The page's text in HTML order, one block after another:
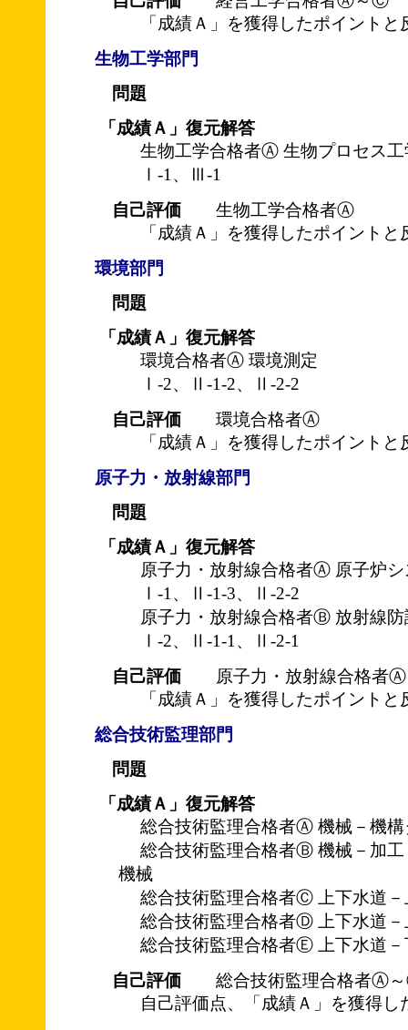
「成績Ａ」を獲得したポイントと
生物工学部門
問題
「成績Ａ」復元解答
生物工学合格者Ⓐ 生物プロセス工
Ⅰ-1、Ⅲ-1
自己評価 生物工学合格者Ⓐ
「成績Ａ」を獲得したポイントと
環境部門
問題
「成績Ａ」復元解答
環境合格者Ⓐ 環境測定
Ⅰ-2、Ⅱ-1-2、Ⅱ-2-2
自己評価 環境合格者Ⓐ
「成績Ａ」を獲得したポイントと
原子力・放射線部門
問題
「成績Ａ」復元解答
原子力・放射線合格者Ⓐ 原子炉シ
Ⅰ-1、Ⅱ-1-3、Ⅱ-2-2
原子力・放射線合格者Ⓑ 放射線防
Ⅰ-2、Ⅱ-1-1、Ⅱ-2-1
自己評価 原子力・放射線合格者
「成績Ａ」を獲得したポイントと
総合技術監理部門
問題
「成績Ａ」復元解答
総合技術監理合格者Ⓐ 機械－機構
総合技術監理合格者Ⓑ 機械－加工
機械
総合技術監理合格者Ⓒ 上下水道－
総合技術監理合格者Ⓓ 上下水道－
総合技術監理合格者Ⓔ 上下水道－
自己評価 総合技術監理合格者Ⓐ
自己評価点、「成績Ａ」を獲得し